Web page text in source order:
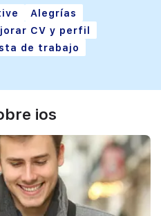
Alegrías
CV y perfil
de trabajo
ios